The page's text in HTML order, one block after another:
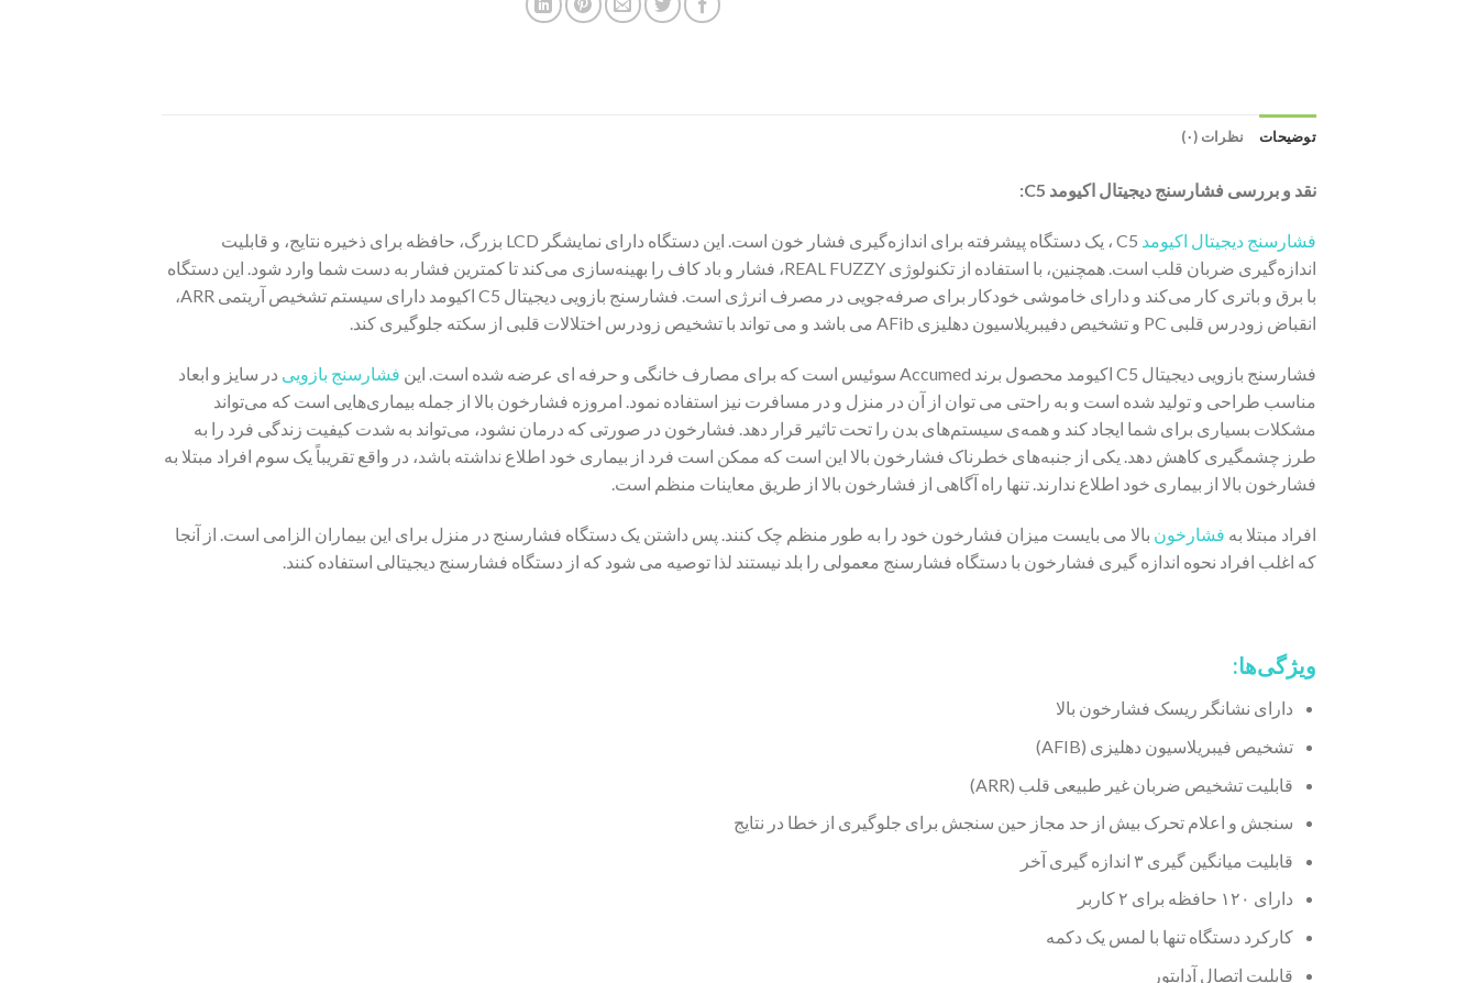
توضیحات نظرات (۰)
نقد و بررسی فشارسنج دیجیتال اکیومد C5:
فشارسنج دیجیتال اکیومد
C5 ، یک دستگاه پیشرفته برای اندازه‌گیری فشار خون است. این دستگاه دارای نمایشگر LCD بزرگ، حافظه برای ذخیره نتایج، و قابلیت
اندازه‌گیری ضربان قلب است. همچنین، با استفاده از تکنولوژی REAL FUZZY، فشار و باد کاف را بهینه‌سازی می‌کند تا کمترین فشار به دست شما وارد شود. این دستگاه
با برق و باتری کار می‌کند و دارای خاموشی خودکار برای صرفه‌جویی در مصرف انرژی است. فشارسنج بازویی دیجیتال C5 اکیومد دارای سیستم تشخیص آریتمی ARR،
انقباض زودرس قلبی PC و تشخیص دفیبریلاسیون دهلیزی AFib می باشد و می تواند با تشخیص زودرس اختلالات قلبی از سکته جلوگیری کند.
فشارسنج بازویی دیجیتال C5 اکیومد محصول برند Accumed سوئیس است که برای مصارف خانگی و حرفه ای عرضه شده است. این فشارسنج بازویی در سایز و ابعاد
مناسب طراحی و تولید شده است و به راحتی می توان از آن در منزل و در مسافرت نیز استفاده نمود. امروزه فشارخون بالا از جمله بیماری‌هایی است که می‌تواند
مشکلات بسیاری برای شما ایجاد‌ کند و همه‌ی سیستم‌های بدن را تحت تاثیر قرار دهد. فشارخون در صورتی که درمان نشود، می‌تواند به شدت کیفیت زندگی فرد را به
طرز چشمگیری کاهش‌ دهد. یکی از جنبه‌های خطرناک فشارخون بالا این است که ممکن است فرد از بیماری خود اطلاع نداشته باشد، در واقع تقریباً یک سوم افراد مبتلا به
فشارخون بالا از بیماری خود اطلاع ندارند. تنها راه آگاهی از فشارخون بالا از طریق معاینات منظم است.
افراد مبتلا به فشارخون بالا می بایست میزان فشارخون خود را به طور منظم چک کنند. پس داشتن یک دستگاه فشارسنج در منزل برای این بیماران الزامی است. از آنجا
که اغلب افراد نحوه اندازه گیری فشارخون با دستگاه فشارسنج معمولی را بلد نیستند لذا توصیه می شود که از دستگاه فشارسنج دیجیتالی استفاده کنند.
ویژگی‌ها:
دارای نشانگر ریسک فشارخون بالا
تشخیص فیبریلاسیون دهلیزی (AFIB)
قابلیت تشخیص ضربان غیر طبیعی قلب (ARR)
سنجش و اعلام تحرک بیش از حد مجاز حین سنجش برای جلوگیری از خطا در نتایج
قابلیت میانگین گیری ۳ اندازه گیری آخر
دارای ۱۲۰ حافظه برای ۲ کاربر
کارکرد دستگاه تنها با لمس یک دکمه
قابلیت اتصال آداپتور